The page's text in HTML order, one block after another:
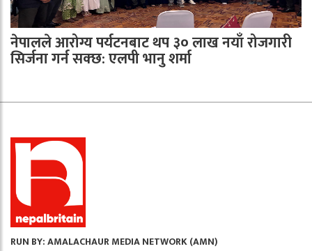
नेपालले आरोग्य पर्यटनबाट थप ३० लाख नयाँ रोजगारी
सिर्जना गर्न सक्छ: एलपी भानु शर्मा
RUN BY: AMALACHAUR MEDIA NETWORK (AMN)